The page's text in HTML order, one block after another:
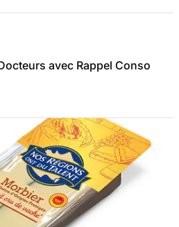
avec Rappel Conso